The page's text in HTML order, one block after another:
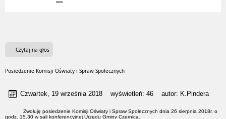
Czytaj na głos
Posiedzenie Komisji Oświaty i Spraw Społecznych
Czwartek, 19 września 2018 wyświetleń: 46 autor: K.Pindera
Zwołuję posiedzenie Komisji Oświaty i Spraw Społecznych dnia 26 sierpnia 2018r. o
godz. 15.30 w sali konferencyjnej Urzędu Gminy Czernica.